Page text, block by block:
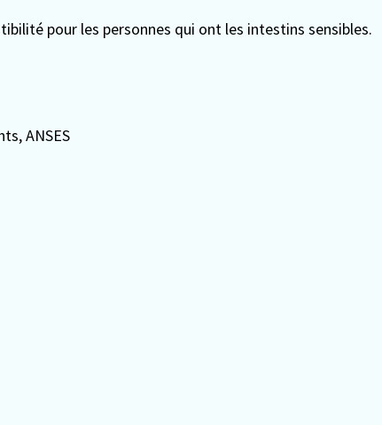
pour les personnes qui ont les intestins sensibles.
, ANSES